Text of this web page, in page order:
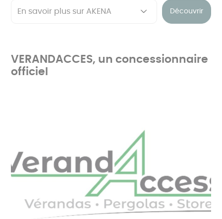
Découvrir
VERANDACCES, un concessionnaire
officiel